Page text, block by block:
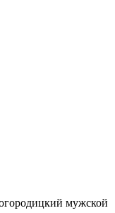
мужской